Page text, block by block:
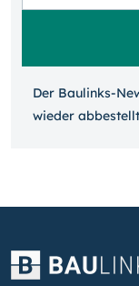
Der Baulinks-
wieder